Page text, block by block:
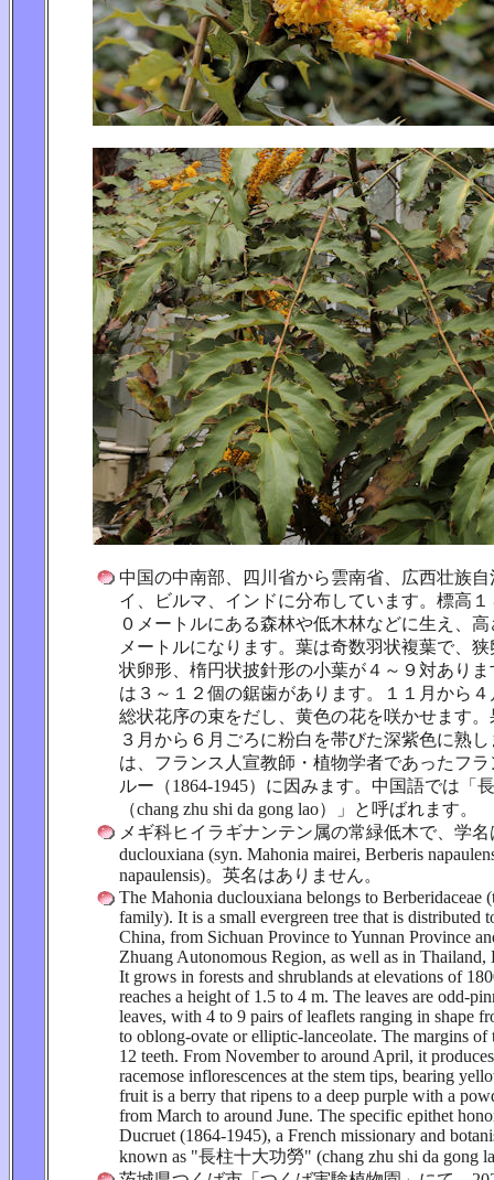
中国の中南部、四川省から雲南省、広西壮族
イ、ビルマ、インドに分布しています。標高
０メートルにある森林や低木林などに生え、
メートルになります。葉は奇数羽状複葉で、
状卵形、楕円状披針形の小葉が４～９対あり
は３～１２個の鋸歯があります。１１月から
総状花序の束をだし、黄色の花を咲かせます
３月から６月ごろに粉白を帯びた深紫色に熟
は、フランス人宣教師・植物学者であったフ
ルー（1864-1945）に因みます。中国語では「
（chang zhu shi da gong lao）」と呼ばれます。
メギ科ヒイラギナンテン属の常緑低木で、学名
duclouxiana (syn. Mahonia mairei, Berberis
napaulensis)。英名はありません。
The Mahonia duclouxiana belongs to Berberidaceae
family). It is a small evergreen tree that is distributed
China, from Sichuan Province to Yunnan Province
Zhuang Autonomous Region, as well as in Thailand,
It grows in forests and shrublands at elevations of
reaches a height of 1.5 to 4 m. The leaves are odd-
leaves, with 4 to 9 pairs of leaflets ranging in shape
to oblong-ovate or elliptic-lanceolate. The margins of
12 teeth. From November to around April, it
racemose inflorescences at the stem tips, bearing
fruit is a berry that ripens to a deep purple with a
from March to around June. The specific epithet
Ducruet (1864-1945), a French missionary and
known as "長柱十大功勞" (chang zhu shi da gong